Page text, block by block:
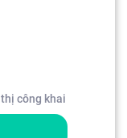
công khai